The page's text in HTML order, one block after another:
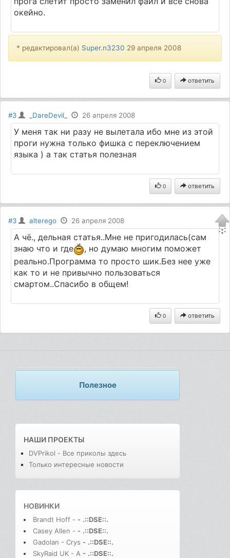
окейно.
* редактировал(а) Super.n3230 29 апреля 2008
0 ответить
#3 _DareDevil_ 26 апреля 2008
У меня так ни разу не вылетала ибо мне из этой
проги нужна только фишка с переключением
языка ) а так статья полезная
0 ответить
#3 alterego 26 апреля 2008
А чё., дельная статья..Мне не пригодилась(сам
знаю что и где
, но думаю многим поможет
реально.Программа то просто шик.Без нее уже
как то и не привычно пользоваться
смартом..Спасибо в общем!
0 ответить
Полезное
НАШИ ПРОЕКТЫ
DVPrikol - Все приколы здесь
Только интересные новости
НОВИНКИ
Brandt Hoff - - .::DSE::.
Casey Allen - - .::DSE::.
Gadolan - Crys - .::DSE::.
SkyRaid UK - A - .::DSE::.